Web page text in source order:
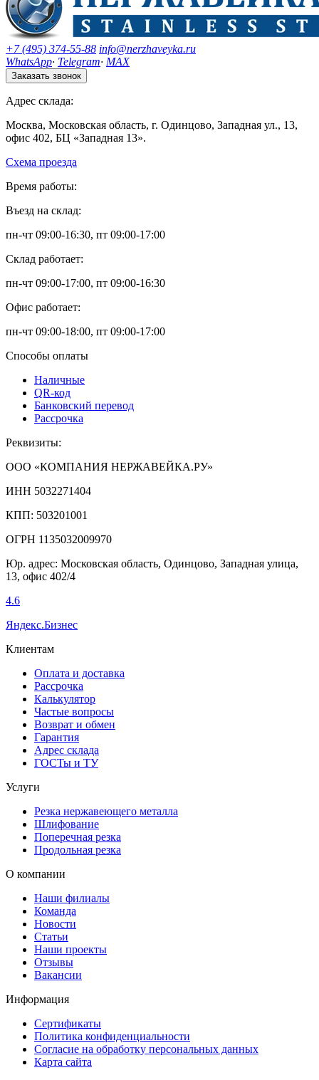
+7 (495) 374-55-88 info@nerzhaveyka.ru
WhatsApp· Telegram· MAX
Заказать звонок
Адрес склада:
Москва, Московская область, г. Одинцово, Западная ул., 13,
офис 402, БЦ «Западная 13».
Схема проезда
Время работы:
Въезд на склад:
пн-чт 09:00-16:30, пт 09:00-17:00
Склад работает:
пн-чт 09:00-17:00, пт 09:00-16:30
Офис работает:
пн-чт 09:00-18:00, пт 09:00-17:00
Способы оплаты
Наличные
QR-код
Банковский перевод
Рассрочка
Реквизиты:
ООО «КОМПАНИЯ НЕРЖАВЕЙКА.РУ»
ИНН 5032271404
КПП: 503201001
ОГРН 1135032009970
Юр. адрес: Московская область, Одинцово, Западная улица,
13, офис 402/4
4.6
Яндекс.Бизнес
Клиентам
Оплата и доставка
Рассрочка
Калькулятор
Частые вопросы
Возврат и обмен
Гарантия
Адрес склада
ГОСТы и ТУ
Услуги
Резка нержавеющего металла
Шлифование
Поперечная резка
Продольная резка
О компании
Наши филиалы
Команда
Новости
Статьи
Наши проекты
Отзывы
Вакансии
Информация
Сертификаты
Политика конфиденциальности
Согласие на обработку персональных данных
Карта сайта